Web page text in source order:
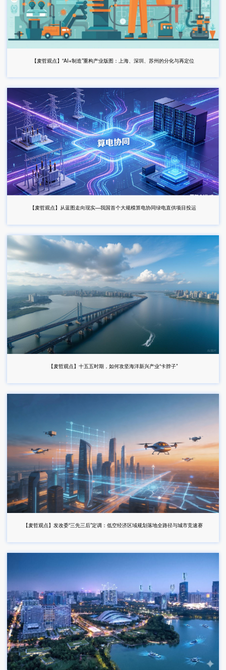
【麦哲观点】“AI+制造”重构产业版图：上海、深圳、苏州的分化与再定位
【麦哲观点】从蓝图走向现实—我国首个大规模算电协同绿电直供项目投运
【麦哲观点】十五五时期，如何攻坚海洋新兴产业“卡脖子”
【麦哲观点】发改委“三先三后”定调：低空经济区域规划落地全路径与城市竞速赛